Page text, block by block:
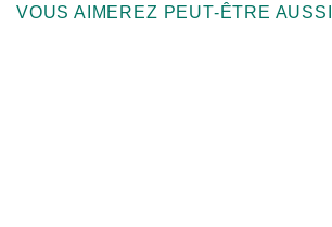
VOUS AIMEREZ PEUT-ÊTRE